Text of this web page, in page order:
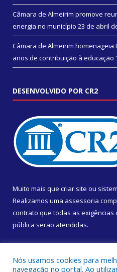
Câmara de Almeirim promove
energia no município 23 de abril
Câmara de Almeirim homenageia
anos de contribuição à educação
DESENVOLVIDO POR CR2
Muito mais que criar site ou
Realizamos uma assessoria
contrato que todas as exigências
pública serão atendidas.
Nós usamos cookies para
navegação no portal. Ao